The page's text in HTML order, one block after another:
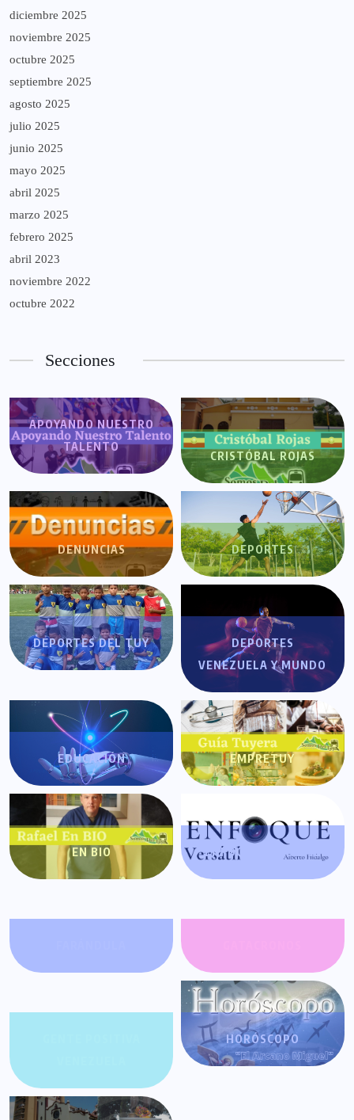
diciembre 2025
noviembre 2025
octubre 2025
septiembre 2025
agosto 2025
julio 2025
junio 2025
mayo 2025
abril 2025
marzo 2025
febrero 2025
abril 2023
noviembre 2022
octubre 2022
Secciones
APOYANDO NUESTRO
TALENTO
CRISTÓBAL ROJAS
DENUNCIAS DEPORTES
DEPORTES DEL TUY
DEPORTES
VENEZUELA Y MUNDO
EDUCACIÓN EMPRETUY
EN BIO ENFOQUE VERSÁTIL
HORÓSCOPO